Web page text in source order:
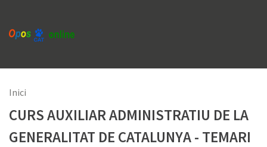
contingut
Fil
d'Ariadna
Inici
CURS AUXILIAR ADMINISTRATIU DE LA
GENERALITAT DE CATALUNYA - TEMARI